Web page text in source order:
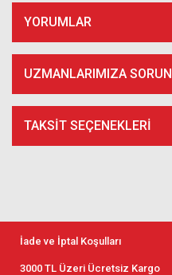
YORUMLAR
UZMANLARIMIZA SORUN
TAKSIT SEÇENEKLERI
İade ve İptal Koşulları
3000 TL Üzeri Ücretsiz Kargo